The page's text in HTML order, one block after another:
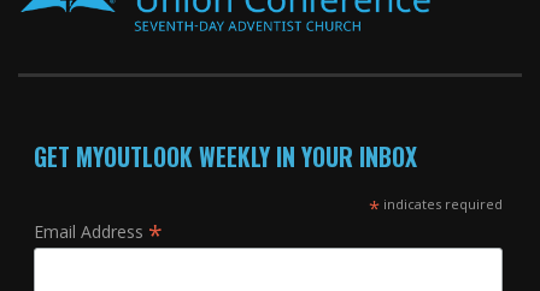
GET MYOUTLOOK WEEKLY IN YOUR INBOX
*indicates required
Email Address *